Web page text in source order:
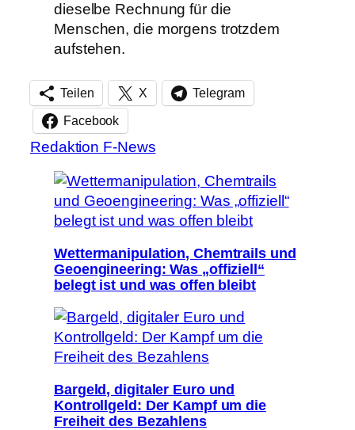
dieselbe Rechnung für die
Menschen, die morgens trotzdem
aufstehen.
Teilen X Telegram
Facebook
Redaktion F-News
Wettermanipulation, Chemtrails und
Geoengineering: Was „offiziell“
belegt ist und was offen bleibt
Bargeld, digitaler Euro und
Kontrollgeld: Der Kampf um die
Freiheit des Bezahlens